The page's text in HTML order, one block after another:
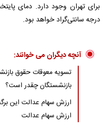
درجه سانتی‌گراد خواهد بود.
آنچه دیگران می خوانند:
تسویه معوقات حقوق
بازنشستگان چقدر است؟
ارزش سهام عدالت